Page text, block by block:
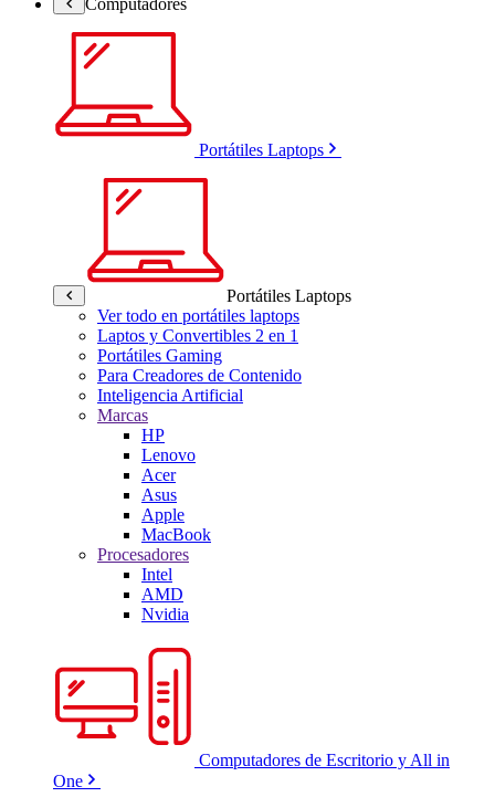
Portátiles Laptops
Portátiles Laptops
Ver todo en portátiles laptops
Laptos y Convertibles 2 en 1
Portátiles Gaming
Para Creadores de Contenido
Inteligencia Artificial
Marcas
HP
Lenovo
Acer
Asus
Apple
MacBook
Procesadores
Intel
AMD
Nvidia
Computadores de Escritorio y All in
One